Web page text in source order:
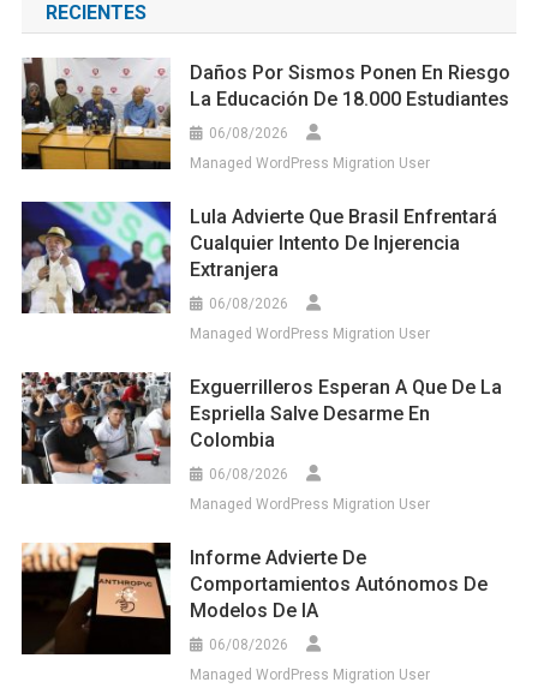
RECIENTES
Daños Por Sismos Ponen En Riesgo
La Educación De 18.000 Estudiantes
06/08/2026
Managed WordPress Migration User
Lula Advierte Que Brasil Enfrentará
Cualquier Intento De Injerencia
Extranjera
06/08/2026
Managed WordPress Migration User
Exguerrilleros Esperan A Que De La
Espriella Salve Desarme En
Colombia
06/08/2026
Managed WordPress Migration User
Informe Advierte De
Comportamientos Autónomos De
Modelos De IA
06/08/2026
Managed WordPress Migration User